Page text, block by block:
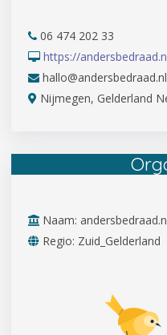
06 474 202 33
https://
hallo@andersbedraad.nl
Nijmegen, Gelderland
Naam:
Regio: Zuid_Gelderland